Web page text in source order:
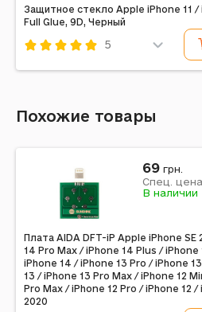
Защитное стекло Apple iPhone 11 /
Full Glue, 9D, Черный
5
Похожие товары
Плата AIDA DFT-iP Apple iPhone SE
14 Pro Max / iPhone 14 Plus / iPhone
iPhone 14 / iPhone 13 Pro / iPhone
13 / iPhone 13 Pro Max / iPhone 12
Pro Max / iPhone 12 Pro / iPhone 12 /
2020
69 грн.
Спец. цена
В наличии